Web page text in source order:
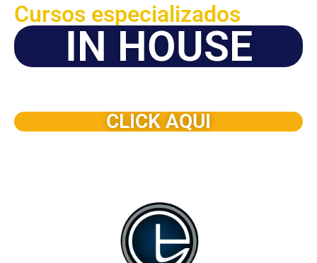
Cursos especializados
IN HOUSE
CLICK AQUI